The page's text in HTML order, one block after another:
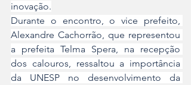
inovação.
Durante o encontro, o vice prefeito,
Alexandre Cachorrão, que representou
a prefeita Telma Spera, na recepção
dos calouros, ressaltou a importância
da UNESP no desenvolvimento da